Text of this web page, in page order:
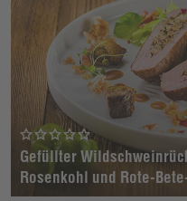
Gefüllter
Rosenkohl und Rote-